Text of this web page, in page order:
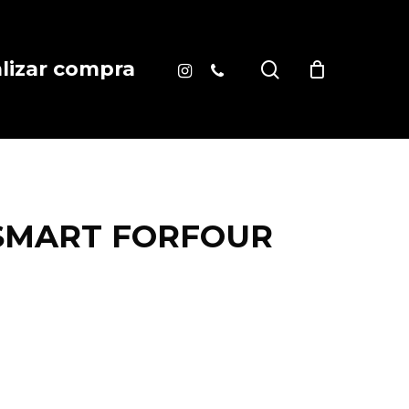
compra instagram
phone search
FORFOUR